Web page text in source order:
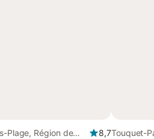
Plage, Région de
8,7Touquet-